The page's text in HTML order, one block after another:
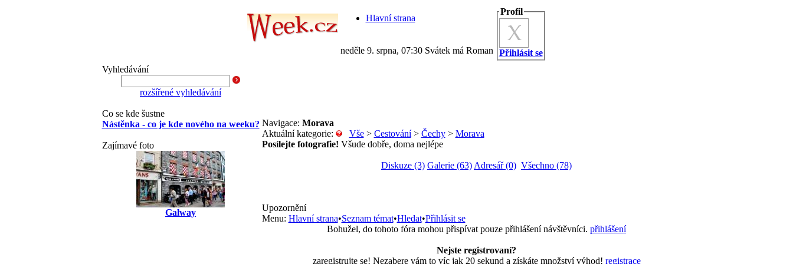
Hlavní strana
neděle 9. srpna, 07:30 Svátek má Roman
Profil
Přihlásit se
Vyhledávání
rozšířené vyhledávání
Co se kde šustne
Nástěnka - co je kde nového na weeku?
Zajímavé foto
Galway
Navigace: Morava
Aktuální kategorie:
Vše> Cestování> Čechy> Morava
Posílejte fotografie! Všude dobře, doma nejlépe
Diskuze (3) Galerie (63) Adresář (0) Všechno (78)
Upozornění
Menu: Hlavní strana•Seznam témat•Hledat•Přihlásit se
Bohužel, do tohoto fóra mohou přispívat pouze přihlášení návštěvníci. přihlášení
Nejste registrovaní?
zaregistrujte se! Nezabere vám to víc jak 20 sekund a získáte množství výhod! registrace